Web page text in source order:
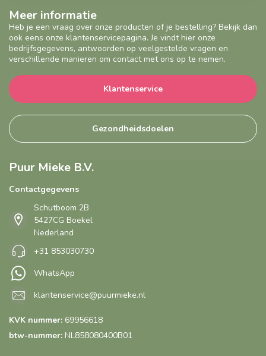
Meer informatie
Heb je een vraag over onze producten of je bestelling? Bekijk dan
ook eens onze klantenservicepagina. Je vindt hier onze
bedrijfsgegevens, antwoorden op veelgestelde vragen en
verschillende manieren om contact met ons op te nemen.
Klantenservice
Gezondheidsdoelen
Puur Mieke B.V.
Contactgegevens
Schutboom 2B
5427CG Boekel
Nederland
+31 853030730
WhatsApp
klantenservice@puurmieke.nl
KVK nummer: 69956618
btw-nummer: NL858080400B01